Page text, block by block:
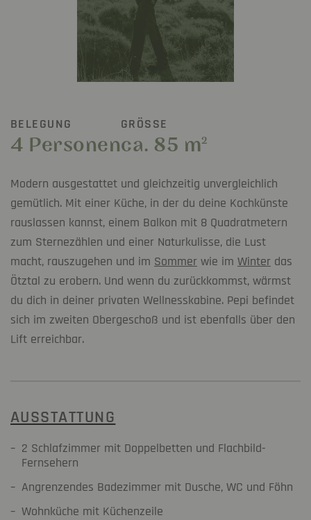
BELEGUNG
4 Personen
GRÖSSE
ca. 85 m2
Modern ausgestattet und gleichzeitig unvergleichlich
gemütlich. Mit einer Küche, in der du deine Kochkünste
rauslassen kannst, einem Balkon mit 8 Quadratmetern
zum Sternezählen und einer Naturkulisse, die Lust
macht, rauszugehen und im Sommer wie im Winter das
Ötztal zu erobern. Und wenn du zurückkommst, wärmst
du dich in deiner privaten Wellnesskabine. Pepi befindet
sich im zweiten Obergeschoß und ist ebenfalls über den
Lift erreichbar.
AUSSTATTUNG
2 Schlafzimmer mit Doppelbetten und Flachbild-
Fernsehern
Angrenzendes Badezimmer mit Dusche, WC und Föhn
Wohnküche mit Küchenzeile